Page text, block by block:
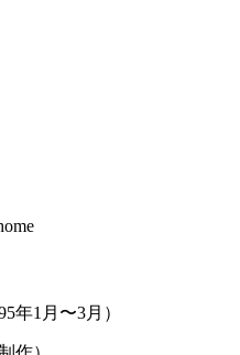
年1月〜3月）